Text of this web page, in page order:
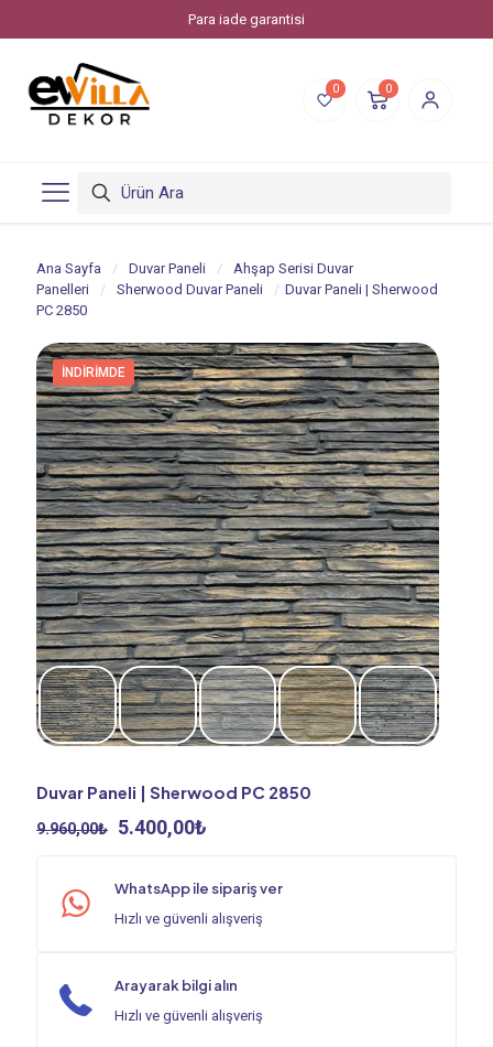
Evvilla Dekor, Piksstone'un bir online alışveriş markasıdır.
0 0
Ana Sayfa / Duvar Paneli /
Ahşap Serisi Duvar
Panelleri
/ Sherwood Duvar Paneli / Duvar Paneli | Sherwood
PC 2850
İNDIRIMDE
Duvar Paneli | Sherwood PC 2850
9.960,00₺ Orijinal
5.400,00₺
5.400,00₺.
WhatsApp ile sipariş ver
Hızlı ve güvenli alışveriş
Arayarak bilgi alın
Hızlı ve güvenli alışveriş